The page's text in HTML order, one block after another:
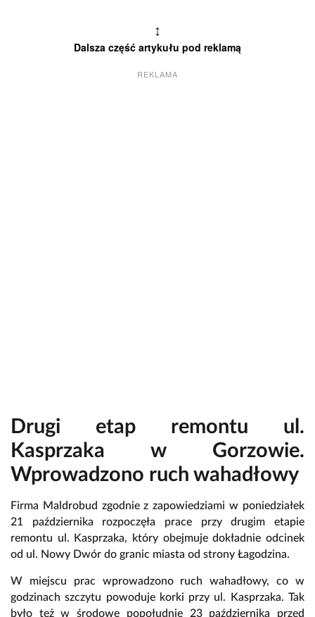
↕
Dalsza część artykułu pod reklamą
REKLAMA
Drugi etap remontu ul.
Kasprzaka w Gorzowie.
Wprowadzono ruch wahadłowy
Firma Maldrobud zgodnie z zapowiedziami w poniedziałek
21 października rozpoczęła prace przy drugim etapie
remontu ul. Kasprzaka, który obejmuje dokładnie odcinek
od ul. Nowy Dwór do granic miasta od strony Łagodzina.
W miejscu prac wprowadzono ruch wahadłowy, co w
godzinach szczytu powoduje korki przy ul. Kasprzaka. Tak
było też w środowe popołudnie 23 października przed